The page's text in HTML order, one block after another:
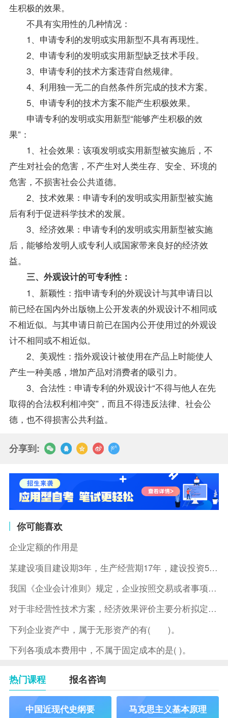
生积极的效果。
不具有实用性的几种情况：
1、申请专利的发明或实用新型不具有再现性。
2、申请专利的发明或实用新型缺乏技术手段。
3、申请专利的技术方案违背自然规律。
4、利用独一无二的自然条件所完成的技术方案。
5、申请专利的技术方案不能产生积极效果。
申请专利的发明或实用新型“能够产生积极的效
果”：
1、社会效果：该项发明或实用新型被实施后，不
产生对社会的危害，不产生对人类生存、安全、环境的
危害，不损害社会公共道德。
2、技术效果：申请专利的发明或实用新型被实施
后有利于促进科学技术的发展。
3、经济效果：申请专利的发明或实用新型被实施
后，能够给发明人或专利人或国家带来良好的经济效
益。
三、外观设计的可专利性：
1、新颖性：指申请专利的外观设计与其申请日以
前已经在国内外出版物上公开发表的外观设计不相同或
不相近似。与其申请日前已在国内公开使用过的外观设
计不相同或不相近似。
2、美观性：指外观设计被使用在产品上时能使人
产生一种美感，增加产品对消费者的吸引力。
3、合法性：申请专利的外观设计“不得与他人在先
取得的合法权利相冲突”，而且不得违反法律、社会公
德，也不得损害公共利益。
分享到:
你可能喜欢
企业定额的作用是
某建设项目建设期3年，生产经营期17年，建设投资5500万元
我国《企业会计准则》规定，企业按照交易或者事项的经济特征确定
对于非经营性技术方案，经济效果评价主要分析拟定方案的( )。
下列企业资产中，属于无形资产的有( )。
下列各项成本费用中，不属于固定成本的是( )。
热门课程 报名咨询
中国近现代史纲要 马克思主义基本原理